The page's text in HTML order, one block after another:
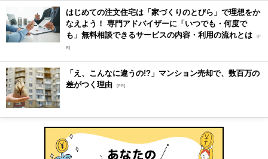
はじめての注文住宅は「家づくりのとびら」で理想をか
なえよう！ 専門アドバイザーに「いつでも・何度で
も」無料相談できるサービスの内容・利用の流れとは [P
R]
「え、こんなに違うの!?」マンション売却で、数百万の
差がつく理由 [PR]